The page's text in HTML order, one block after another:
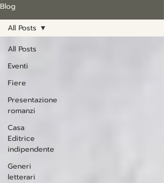
Blog
All Posts
Eventi
Fiere
Presentazione
romanzi
Casa
Editrice
indipendente
Generi
letterari
All Posts